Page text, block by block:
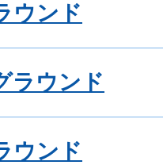
ウンド
ラウンド
ウンド